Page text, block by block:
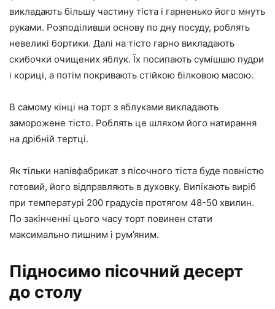
викладають більшу частину тіста і гарненько його мнуть
руками. Розподіливши основу по дну посуду, роблять
невеликі бортики. Далі на тісто гарно викладають
скибочки очищених яблук. Їх посипають сумішшю пудри
і кориці, а потім покривають стійкою білковою масою.
В самому кінці на торт з яблуками викладають
заморожене тісто. Роблять це шляхом його натирання
на дрібній тертці.
Як тільки напівфабрикат з пісочного тіста буде повністю
готовий, його відправляють в духовку. Випікають виріб
при температурі 200 градусів протягом 48-50 хвилин.
По закінченні цього часу торт повинен стати
максимально пишним і рум’яним.
Підносимо пісочний десерт
до столу